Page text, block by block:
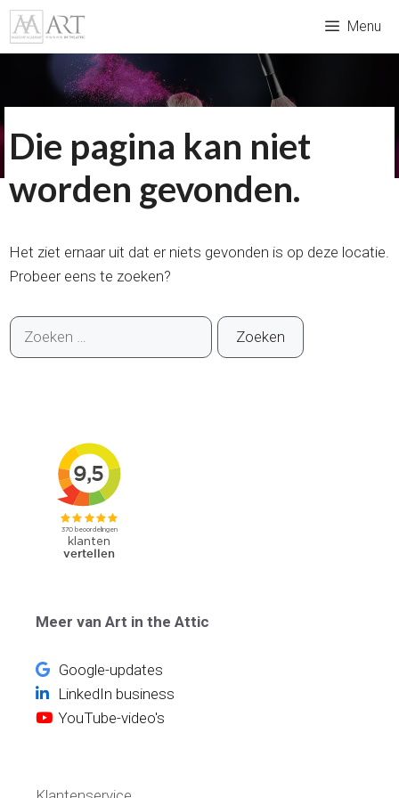
Ga
naar
de
Menu
Die pagina kan niet
worden gevonden.
Het ziet ernaar uit dat er niets gevonden is op deze locatie.
Probeer eens te zoeken?
Zoek
naar:
Meer van Art in the Attic
Google-updates
LinkedIn business
YouTube-video's